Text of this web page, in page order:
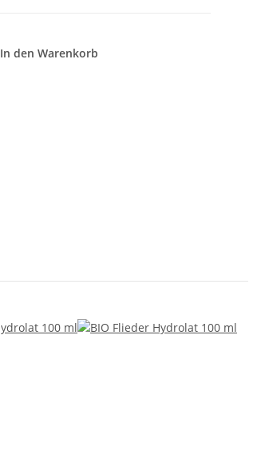
In den Warenkorb